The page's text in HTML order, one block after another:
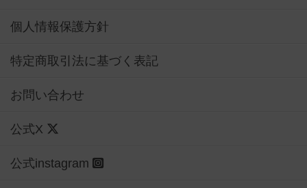
個人情報保護方針
特定商取引法に基づく表記
お問い合わせ
公式X
公式instagram